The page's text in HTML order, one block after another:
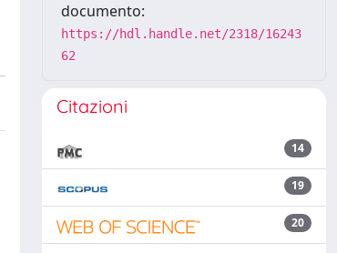
documento:
https://hdl.handle.net/2318/16243
62
Citazioni
14
19
20